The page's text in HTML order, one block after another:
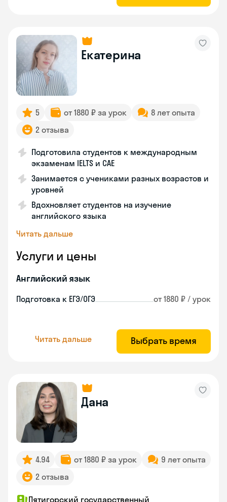
Екатерина
5 от 1880 ₽ за урок
8 лет опыта
2 отзыва
Подготовила студентов к международным
экзаменам IELTS и CAE
Занимается с учениками разных возрастов и
уровней
Вдохновляет студентов на изучение
английского языка
Читать дальше
Услуги и цены
Английский язык
Подготовка к ЕГЭ/ОГЭ от 1880 ₽ / урок
Читать дальше Выбрать время
Дана
4.94 от 1880 ₽ за урок
9 лет опыта
2 отзыва
Пятигорский государственный